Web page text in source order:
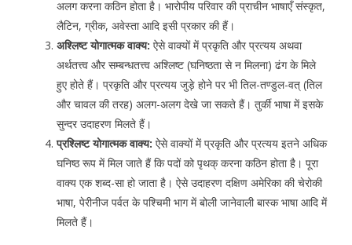
अलग करना कठिन होता है। भारोपीय परिवार की प्राचीन भाषाएँ संस्कृत,
लैटिन, ग्रीक, अवेस्ता आदि इसी प्रकार की हैं।
अश्लिष्ट योगात्मक वाक्य: ऐसे वाक्यों में प्रकृति और प्रत्यय अथवा
अर्थतत्त्व और सम्बन्धतत्त्व अश्लिष्ट (घनिष्ठता से न मिलना) ढंग के मिले
हुए होते हैं। प्रकृति और प्रत्यय जुड़े होने पर भी तिल-तण्डुल-वत् (तिल
और चावल की तरह) अलग-अलग देखे जा सकते हैं। तुर्की भाषा में इसके
सुन्दर उदाहरण मिलते हैं।
प्रश्लिष्ट योगात्मक वाक्य: ऐसे वाक्यों में प्रकृति और प्रत्यय इतने अधिक
घनिष्ठ रूप में मिल जाते हैं कि पदों को पृथक् करना कठिन होता है। पूरा
वाक्य एक शब्द-सा हो जाता है। ऐसे उदाहरण दक्षिण अमेरिका की चेरोकी
भाषा, पेरीनीज पर्वत के पश्चिमी भाग में बोली जानेवाली बास्क भाषा आदि में
मिलते हैं।